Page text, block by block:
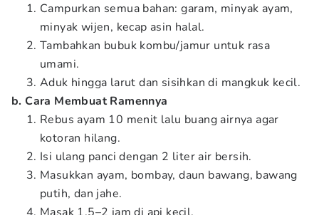
Campurkan semua bahan: garam, minyak ayam,
minyak wijen, kecap asin halal.
Tambahkan bubuk kombu/jamur untuk rasa
umami.
Aduk hingga larut dan sisihkan di mangkuk kecil.
b. Cara Membuat Ramennya
Rebus ayam 10 menit lalu buang airnya agar
kotoran hilang.
Isi ulang panci dengan 2 liter air bersih.
Masukkan ayam, bombay, daun bawang, bawang
putih, dan jahe.